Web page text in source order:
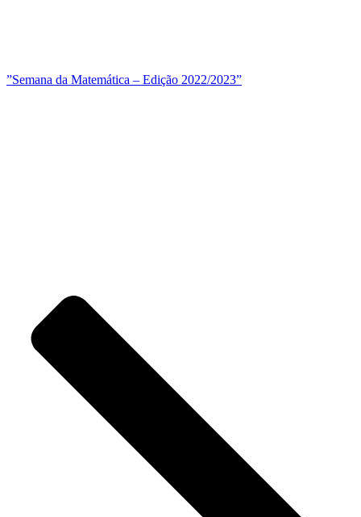
”Semana da Matemática – Edição 2022/2023”